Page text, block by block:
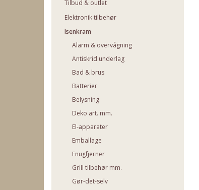
Tilbud & outlet
Elektronik tilbehør
Isenkram
Alarm & overvågning
Antiskrid underlag
Bad & brus
Batterier
Belysning
Deko art. mm.
El-apparater
Emballage
Fnugfjerner
Grill tilbehør mm.
Gør-det-selv